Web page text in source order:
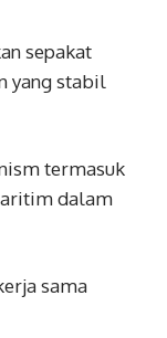
sepakat
yang stabil
termasuk
dalam
sama